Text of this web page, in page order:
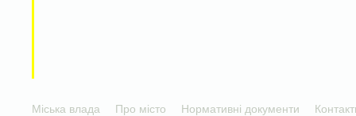
Міська влада Про місто Нормативні документи